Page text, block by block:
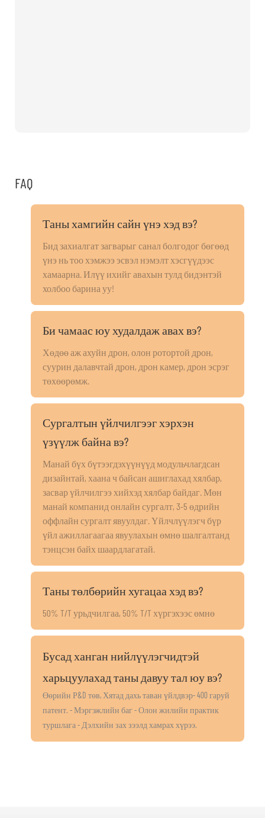
FAQ
Таны хамгийн сайн үнэ хэд вэ?
Бид захиалгат загварыг санал болгодог бөгөөд
үнэ нь тоо хэмжээ эсвэл нэмэлт хэсгүүдээс
хамаарна. Илүү ихийг авахын тулд бидэнтэй
холбоо барина уу!
Би чамаас юу худалдаж авах вэ?
Хөдөө аж ахуйн дрон, олон ротортой дрон,
суурин далавчтай дрон, дрон камер, дрон эсрэг
төхөөрөмж.
Сургалтын үйлчилгээг хэрхэн
үзүүлж байна вэ?
Манай бүх бүтээгдэхүүнүүд модульчлагдсан
дизайнтай, хаана ч байсан ашиглахад хялбар,
засвар үйлчилгээ хийхэд хялбар байдаг. Мөн
манай компанид онлайн сургалт, 3-5 өдрийн
оффлайн сургалт явуулдаг. Үйлчлүүлэгч бүр
үйл ажиллагаагаа явуулахын өмнө шалгалтанд
тэнцсэн байх шаардлагатай.
Таны төлбөрийн хугацаа хэд вэ?
50% T/T урьдчилгаа, 50% T/T хүргэхээс өмнө
Бусад ханган нийлүүлэгчидтэй
харьцуулахад таны давуу тал юу вэ?
Өөрийн Р&D төв, Хятад дахь таван үйлдвэр- 400 гаруй
патент. - Мэргэжлийн баг - Олон жилийн практик
туршлага - Дэлхийн зах зээлд хамрах хүрээ.